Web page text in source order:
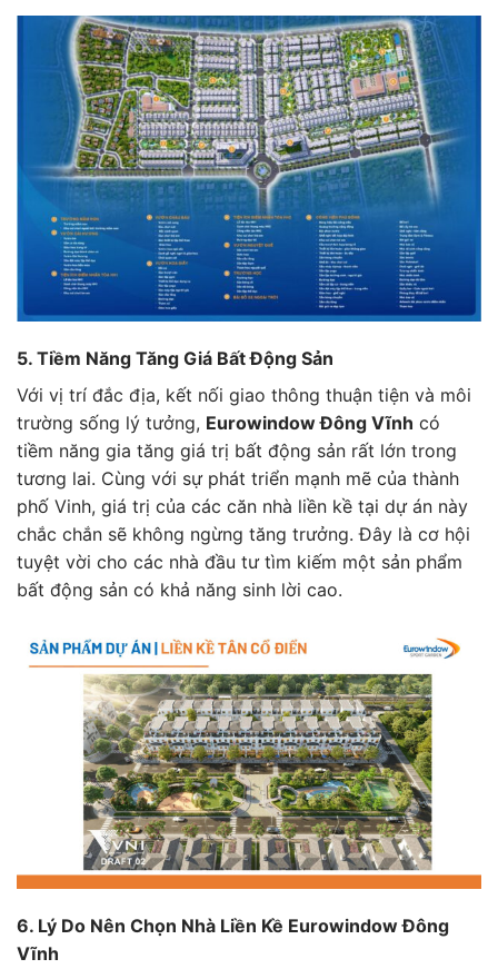
5. Tiềm Năng Tăng Giá Bất Động Sản
Với vị trí đắc địa, kết nối giao thông thuận tiện và môi
trường sống lý tưởng, Eurowindow Đông Vĩnh có
tiềm năng gia tăng giá trị bất động sản rất lớn trong
tương lai. Cùng với sự phát triển mạnh mẽ của thành
phố Vinh, giá trị của các căn nhà liền kề tại dự án này
chắc chắn sẽ không ngừng tăng trưởng. Đây là cơ hội
tuyệt vời cho các nhà đầu tư tìm kiếm một sản phẩm
bất động sản có khả năng sinh lời cao.
6. Lý Do Nên Chọn Nhà Liền Kề Eurowindow Đông
Vĩnh